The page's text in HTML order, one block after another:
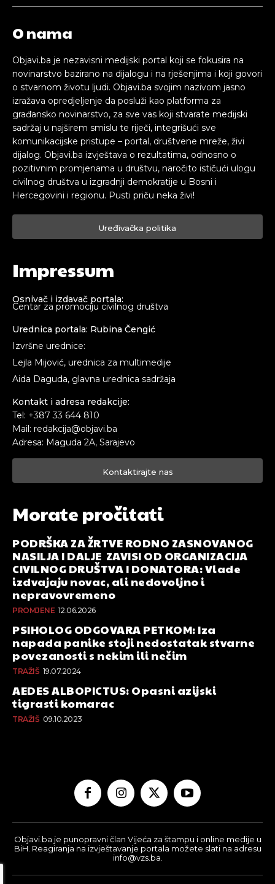
O nama
Objavi.ba je nezavisni medijski portal koji se fokusira na
novinarstvo bazirano na dijalogu i na rješenjima i koji govori
o stvarnom životu ljudi. Objavi.ba svojim nazivom jasno
izražava opredjeljenje da posluži kao platforma za
građansko novinarstvo, za sve vas koji stvarate medijski
sadržaj u najširem smislu te riječi, integrišući sve
komunikacijske pristupe – portal, društvene mreže, živi
dijalog. Objavi.ba izvještava o rezultatima, odnosno o
pozitivnim promjenama u društvu, naročito ističući ulogu
civilnog društva u izgradnji demokratije u Bosni i
Hercegovini i regionu. Pusti priču neka živi!
Uređivačka politika
Impressum
Osnivač i izdavač portala:
Centar za promociju civilnog društva
Urednica portala: Rubina Čengić
Izvršne urednice:
Lejla Mijović, urednica za multimedije
Aida Daguda, glavna urednica sadržaja
Kontakt i adresa redakcije:
Tel: +387 33 644 810
Mail: redakcija@objavi.ba
Adresa: Maguda 2A, Sarajevo
Kontaktirajte nas
Morate pročitati
PODRŠKA ZA ŽRTVE RODNO ZASNOVANOG
NASILJA I DALJE ZAVISI OD ORGANIZACIJA
CIVILNOG DRUŠTVA I DONATORA: Vlade
izdvajaju novac, ali nedovoljno i
nepravovremeno
PROMJENE 12.06.2026
PSIHOLOG ODGOVARA PETKOM: Iza
napada panike stoji nedostatak stvarne
povezanosti s nekim ili nečim
TRAŽIŠ 19.07.2024
AEDES ALBOPICTUS: Opasni azijski
tigrasti komarac
TRAŽIŠ 09.10.2023
Objavi.ba je punopravni član Vijeća za štampu i online medije u
BiH. Reagiranja na izvještavanje portala možete slati na adresu
info@vzs.ba.